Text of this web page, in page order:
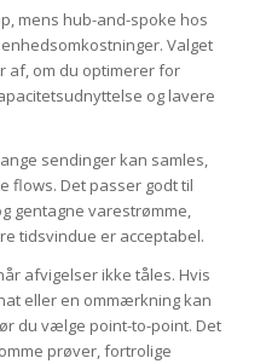
mens hub-and-spoke hos
Valget
af, om du optimerer for
og lavere
sendinger kan samles,
flows. Det passer godt til
gentagne varestrømme,
tidsvindue er acceptabel.
afvigelser ikke tåles. Hvis
eller en ommærkning kan
du vælge point-to-point. Det
prøver, fortrolige